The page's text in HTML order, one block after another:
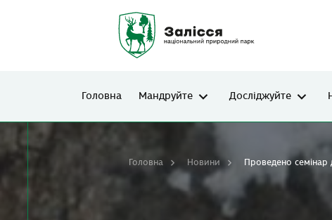
Головна Мандруйте Досліджуйте
Головна Новини Проведено